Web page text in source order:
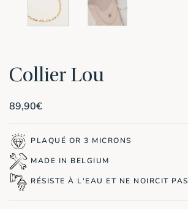
Collier Lou
89,90€
PLAQUÉ OR 3 MICRONS
MADE IN BELGIUM
RÉSISTE À L'EAU ET NE NOIRCIT PAS